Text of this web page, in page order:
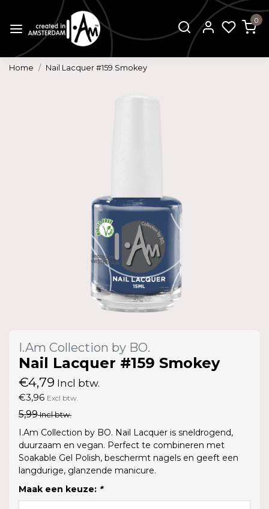
0
Home Nail Lacquer #159 Smokey
I.Am Collection by BO.
Nail Lacquer #159 Smokey
€4,79 Incl btw.
€3,96 Excl btw.
5,99Incl btw.
I.Am Collection by BO. Nail Lacquer is sneldrogend,
duurzaam en vegan. Perfect te combineren met
Soakable Gel Polish, beschermt nagels en geeft een
langdurige, glanzende manicure.
Maak een keuze: *